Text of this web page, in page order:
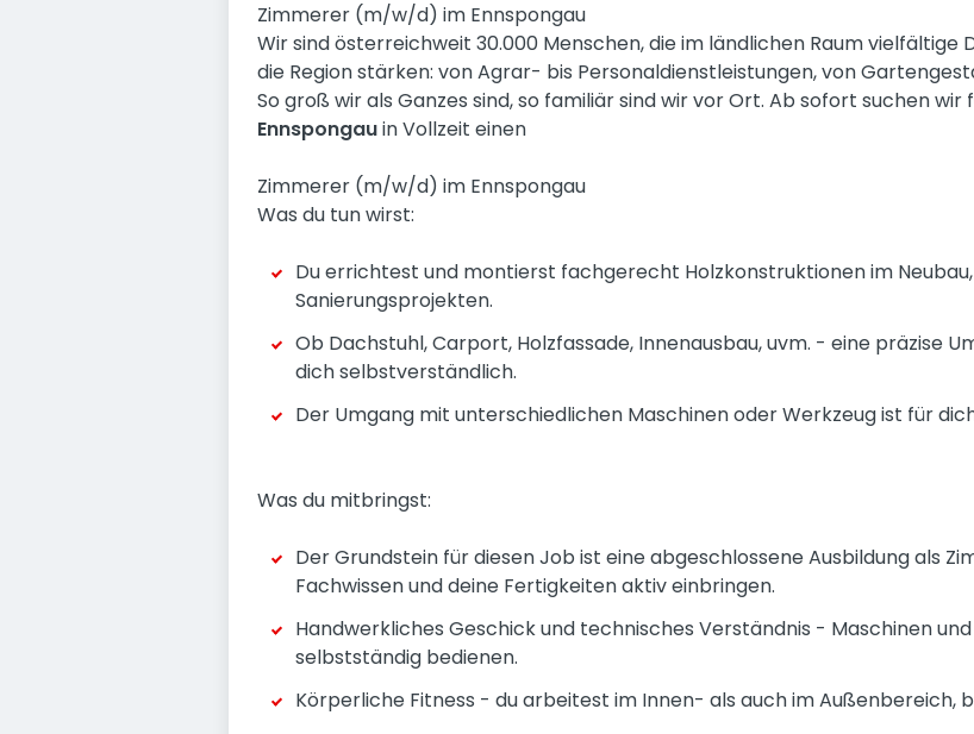
Zimmerer (m/w/d) im Ennspongau
Wir sind österreichweit 30.000 Menschen, die im ländlichen Raum vielfältige
die Region stärken: von Agrar- bis Personaldienstleistungen, von
So groß wir als Ganzes sind, so familiär sind wir vor Ort. Ab sofort suchen wir
Ennspongauin Vollzeit einen
Zimmerer (m/w/d) im Ennspongau
Was du tun wirst:
Du errichtest und montierst fachgerecht Holzkonstruktionen im
Sanierungsprojekten.
Ob Dachstuhl, Carport, Holzfassade, Innenausbau, uvm. - eine präzise
dich selbstverständlich.
Der Umgang mit unterschiedlichen Maschinen oder Werkzeug ist für
Was du mitbringst:
Der Grundstein für diesen Job ist eine abgeschlossene Ausbildung als
Fachwissen und deine Fertigkeiten aktiv einbringen.
Handwerkliches Geschick und technisches Verständnis - Maschinen
selbstständig bedienen.
Körperliche Fitness - du arbeitest im Innen- als auch im Außenbereich,